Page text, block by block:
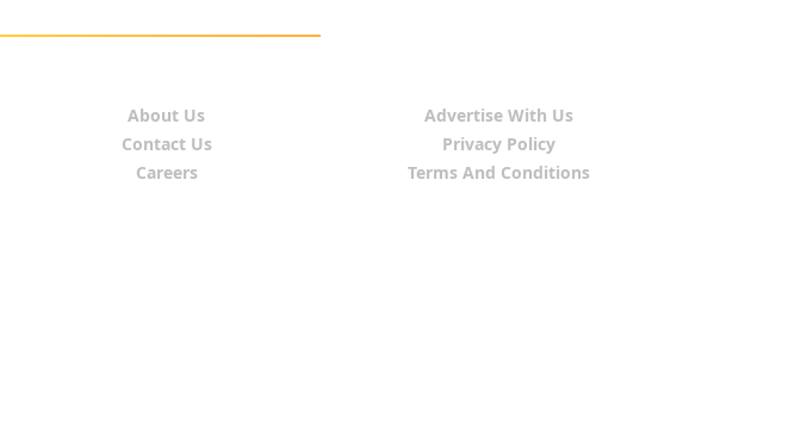
About Us
Contact Us
Careers
Advertise With Us
Privacy Policy
Terms And Conditions